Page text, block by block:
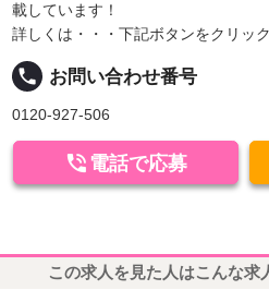
載しています！
詳しくは・・・下記ボタンをクリッ
local_phone お問い合わせ番号
0120-927-506
 電話で応募
この求人を見た人はこんな求